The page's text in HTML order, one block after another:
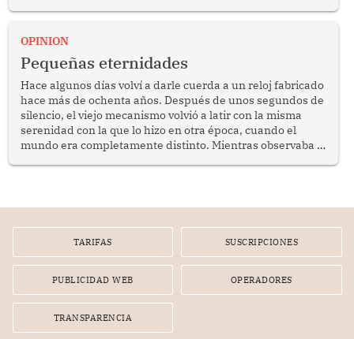
bimestrales el subsidio que reciben los beneficiarios del
reflexionar sobre la importancia de fortalecer las políticas
públicas dirigidas a los adultos mayores en pobreza.
OPINION
Pequeñas eternidades
Hace algunos días volví a darle cuerda a un reloj fabricado
hace más de ochenta años. Después de unos segundos de
silencio, el viejo mecanismo volvió a latir con la misma
serenidad con la que lo hizo en otra época, cuando el
mundo era completamente distinto. Mientras observaba el
TARIFAS SUSCRIPCIONES
PUBLICIDAD WEB OPERADORES
TRANSPARENCIA